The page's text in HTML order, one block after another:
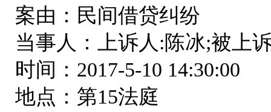
案由：民间借贷纠纷
当事人：上诉人:陈冰;被上
时间：2017-5-10 14:30:00
地点：第15法庭